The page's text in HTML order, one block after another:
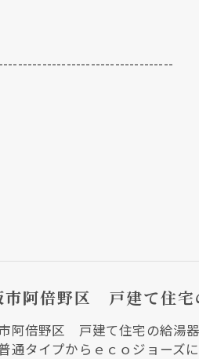
阿倍野区 戸建て住宅の給湯
通タイプからｅｃｏジョーズ
クリ
クリ